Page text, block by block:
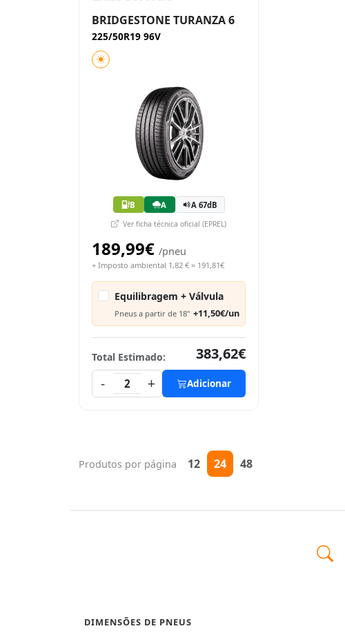
BRIDGESTONE TURANZA 6
225/50R19 96V
B A A 67dB
Ver ficha técnica oficial (EPREL)
189,99€ /pneu
+ Imposto ambiental 1,82 € = 191,81€
Equilibragem + Válvula
Pneus a partir de 18" +11,50€/un
Total Estimado:
383,62€
-
2 + Adicionar
Produtos por página 12 24 48
DIMENSÕES DE PNEUS